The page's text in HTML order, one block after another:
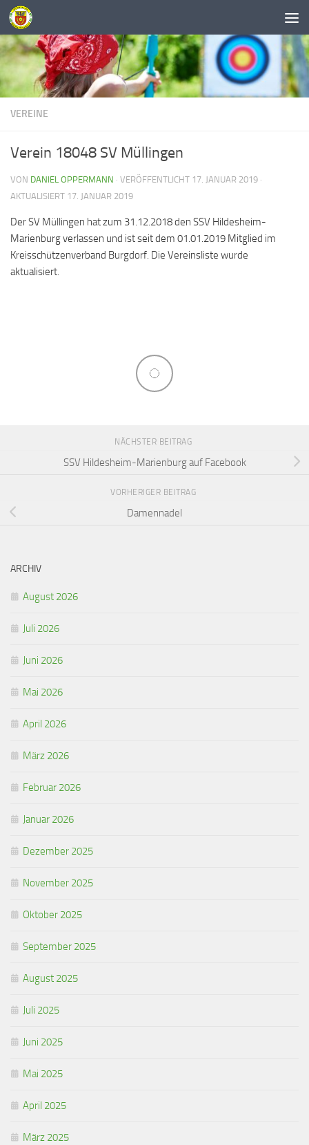
Unter dem Inhalt
VEREINE
Verein 18048 SV Müllingen
VON DANIEL OPPERMANN · VERÖFFENTLICHT 17. JANUAR 2019 ·
AKTUALISIERT 17. JANUAR 2019
Der SV Müllingen hat zum 31.12.2018 den SSV Hildesheim-
Marienburg verlassen und ist seit dem 01.01.2019 Mitglied im
Kreisschützenverband Burgdorf. Die Vereinsliste wurde
aktualisiert.
NÄCHSTER BEITRAG
SSV Hildesheim-Marienburg auf Facebook
VORHERIGER BEITRAG
Damennadel
ARCHIV
August 2026
Juli 2026
Juni 2026
Mai 2026
April 2026
März 2026
Februar 2026
Januar 2026
Dezember 2025
November 2025
Oktober 2025
September 2025
August 2025
Juli 2025
Juni 2025
Mai 2025
April 2025
März 2025